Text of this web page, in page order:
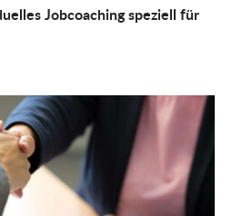
Job­coaching speziell für